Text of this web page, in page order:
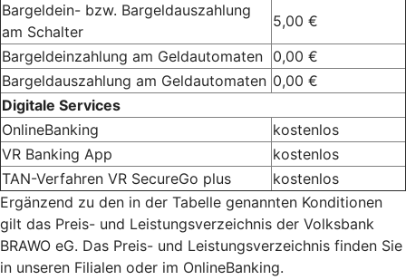
Bargeldein- bzw. Bargeldauszahlung
am Schalter
5,00 €
Bargeldeinzahlung am Geldautomaten 0,00 €
Bargeldauszahlung am Geldautomaten 0,00 €
Digitale Services
OnlineBanking
kostenlos
VR Banking App
kostenlos
TAN-Verfahren VR SecureGo plus
kostenlos
Ergänzend zu den in der Tabelle genannten Konditionen
gilt das Preis- und Leistungsverzeichnis der Volksbank
BRAWO eG. Das Preis- und Leistungsverzeichnis finden Sie
in unseren Filialen oder im OnlineBanking.